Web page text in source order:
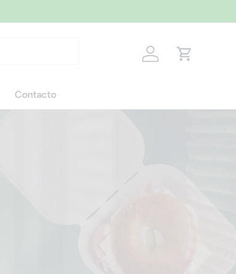
Iniciar sesión
Carrito
Contacto